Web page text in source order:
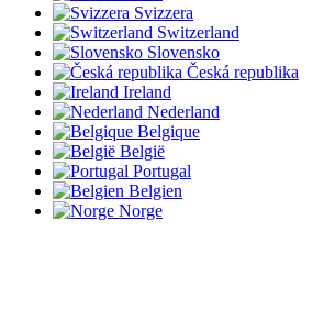
Svizzera
Switzerland
Slovensko
Česká republika
Ireland
Nederland
Belgique
België
Portugal
Belgien
Norge